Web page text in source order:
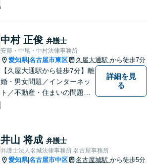
隣接士業や不動産会社との緊
密な連携を実現！【初回相談
無料】
中村 正俊 弁護士
安藤・中尾・中村法律事務所
愛知県|名古屋市東区 久屋大通駅 から徒歩7分
【久屋大通駅から徒歩7分】離
婚・男女問題／インターネッ
ト／不動産・住まいの問題に
をもとに柔軟に対応いたしま
す。まずはご相談ください。
【土日祝、夜間の相談可】
詳細を見
る
井山 将成 弁護士
弁護士法人名城法律事務所 名古屋事務所
愛知県|名古屋市中区 名古屋城駅 から徒歩5分